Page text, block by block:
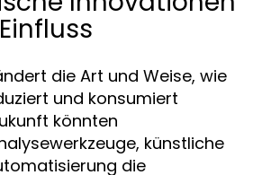
die Art und Weise, wie
und konsumiert
könnten
künstliche
die